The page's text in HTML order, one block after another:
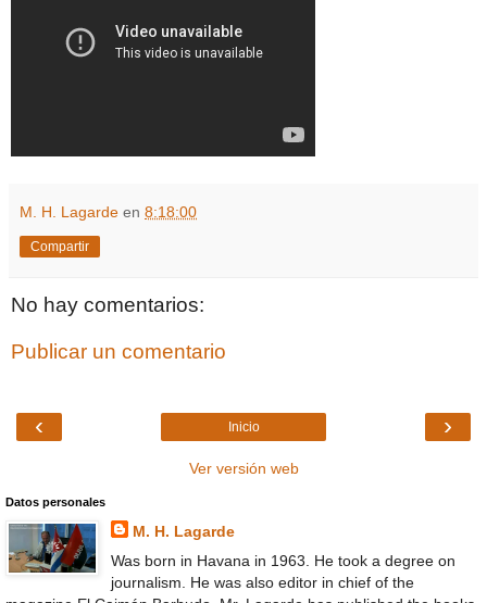
M. H. Lagarde en 8:18:00
Compartir
No hay comentarios:
Publicar un comentario
‹ ›
Inicio
Ver versión web
Datos personales
M. H. Lagarde
Was born in Havana in 1963. He took a degree on
journalism. He was also editor in chief of the